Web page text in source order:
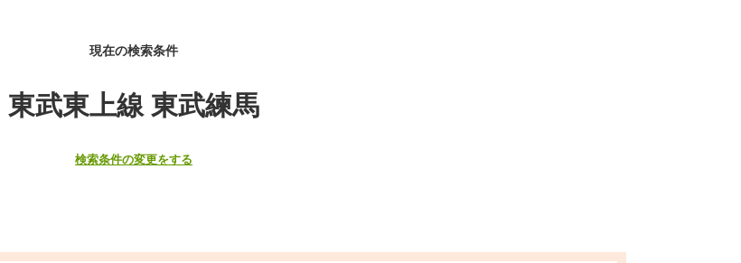
現在の検索条件
東武東上線 東武練馬
検索条件の変更をする